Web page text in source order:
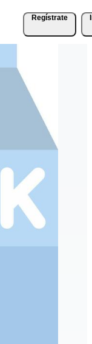
Regístrate